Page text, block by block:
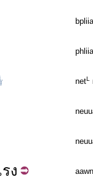
bpliia
phliia
netL
ง aawn